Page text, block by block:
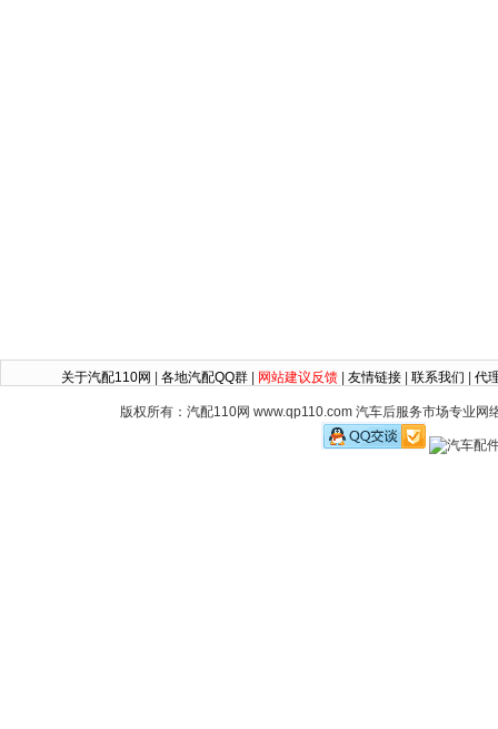
关于汽配110网 各地汽配QQ群 网站建议反馈 友情链接 联系我们 代
版权所有：汽配110网 www.qp110.com 汽车后服务市场专业网